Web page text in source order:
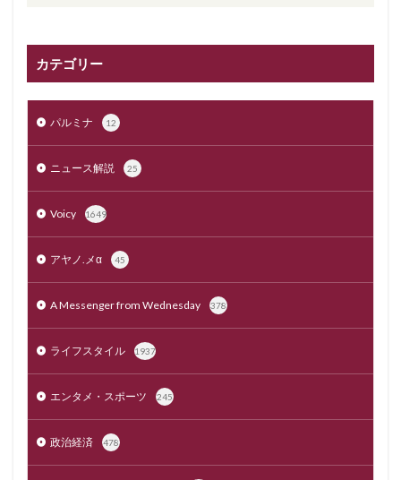
カテゴリー
パルミナ 12
ニュース解説 25
Voicy 1649
アヤノ.メα 45
A Messenger from Wednesday 378
ライフスタイル 1937
エンタメ・スポーツ 245
政治経済 478